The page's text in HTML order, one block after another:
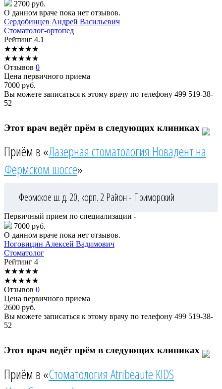
2700 руб.
О данном враче пока нет отзывов.
Сердобинцев Андрей Васильевич
Стоматолог-ортопед
Рейтинг 4.1
★★★★★
★★★★★
Отзывов 0
Цена первичного приема
7000 руб.
Вы можете записаться к этому врачу по телефону 499 519-38-
52
Этот врач ведёт прём в следующих клиниках
Приём в «Лазерная стоматология Новадент на
Фермском шоссе»
Фермское ш. д. 20, корп. 2 Район - Приморский
Первичный прием по специализации -
7000 руб.
О данном враче пока нет отзывов.
Ноговицин Алексей Вадимович
Стоматолог
Рейтинг 4
★★★★★
★★★★★
Отзывов 0
Цена первичного приема
2600 руб.
Вы можете записаться к этому врачу по телефону 499 519-38-
52
Этот врач ведёт прём в следующих клиниках
Приём в «Стоматология Atribeaute KIDS